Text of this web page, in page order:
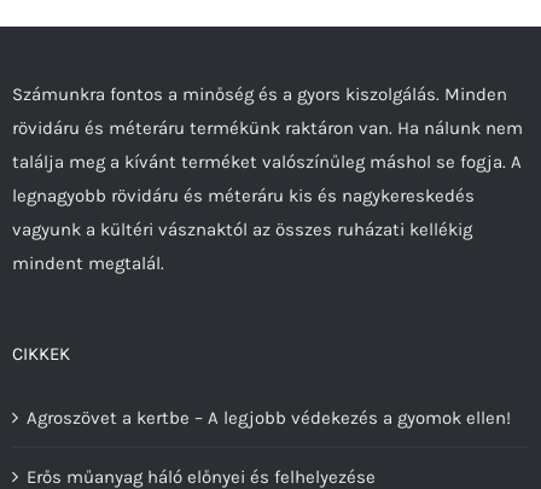
a
választhatók
ki
Számunkra fontos a minőség és a gyors kiszolgálás. Minden
rövidáru és méteráru termékünk raktáron van. Ha nálunk nem
találja meg a kívánt terméket valószínűleg máshol se fogja. A
legnagyobb rövidáru és méteráru kis és nagykereskedés
vagyunk a kültéri vásznaktól az összes ruházati kellékig
mindent megtalál.
CIKKEK
Agroszövet a kertbe – A legjobb védekezés a gyomok ellen!
Erős műanyag háló előnyei és felhelyezése